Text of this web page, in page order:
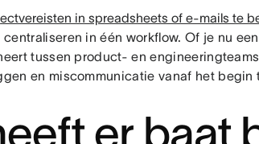
in spreadsheets of e-mails te
in één workflow. Of je nu
tussen product- en
en miscommunicatie vanaf het begin
er baat